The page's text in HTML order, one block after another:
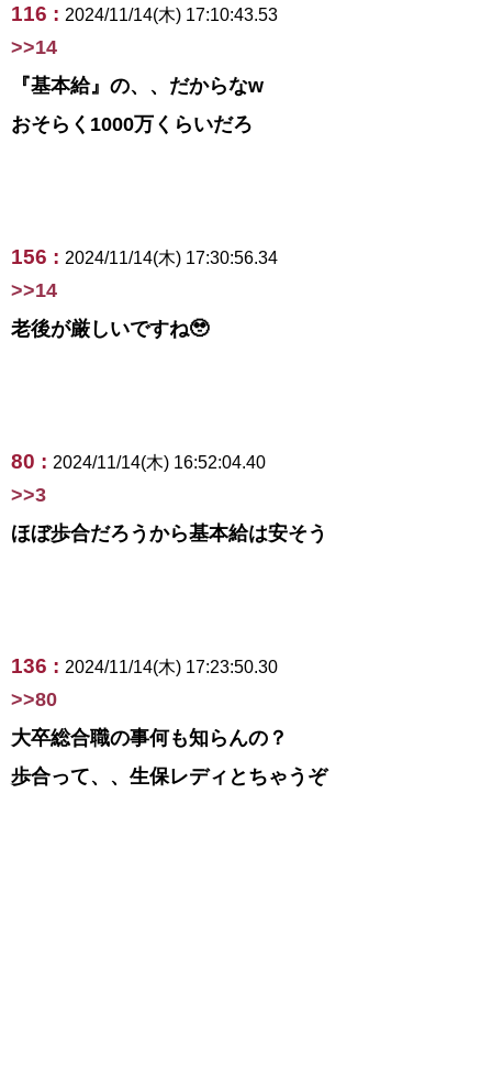
116 : 2024/11/14(木) 17:10:43.53
>>14
『基本給』の、、だからなw
おそらく1000万くらいだろ
156 : 2024/11/14(木) 17:30:56.34
>>14
老後が厳しいですね🥹
80 : 2024/11/14(木) 16:52:04.40
>>3
ほぼ歩合だろうから基本給は安そう
136 : 2024/11/14(木) 17:23:50.30
>>80
大卒総合職の事何も知らんの？
歩合って、、生保レディとちゃうぞ